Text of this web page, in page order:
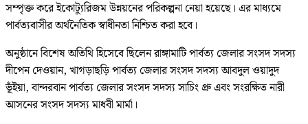
সম্পৃক্ত করে ইকোট্যুরিজম উন্নয়নের পরিকল্পনা নেয়া হয়েছে। এর মাধ্যমে
পার্বত্যবাসীর অর্থনৈতিক স্বাধীনতা নিশ্চিত করা হবে।
অনুষ্ঠানে বিশেষ অতিথি হিসেবে ছিলেন রাঙ্গামাটি পার্বত্য জেলার সংসদ সদস্য
দীপেন দেওয়ান, খাগড়াছড়ি পার্বত্য জেলার সংসদ সদস্য আবদুল ওয়াদুদ
ভূঁইয়া, বান্দরবান পার্বত্য জেলার সংসদ সদস্য সাচিং প্রু এবং সংরক্ষিত নারী
আসনের সংসদ সদস্য মাধবী মার্মা।